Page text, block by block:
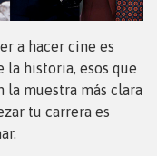
a hacer cine es
la historia, esos que
la muestra más clara
tu carrera es